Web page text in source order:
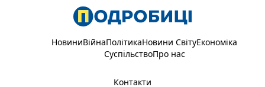
НовиниВійнаПолітикаНовини СвітуЕкономіка
СуспільствоПро нас
Контакти